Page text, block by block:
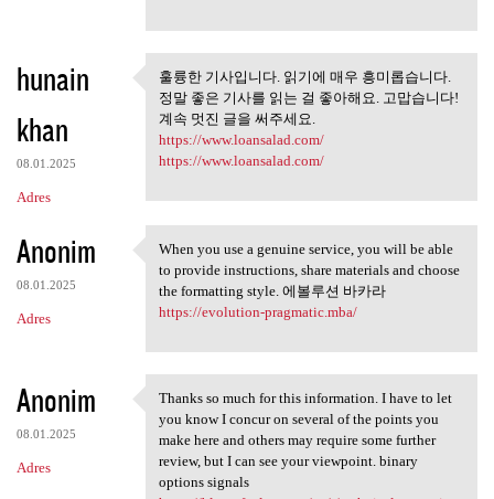
hunain
khan
08.01.2025
Adres
훌륭한 기사입니다. 읽기에 매우
흥미롭습니다. 정말
훌륭한 기사입니다. 읽기에 매우 흥미롭습니다.
정말 좋은 기사를 읽는 걸 좋아해요. 고맙습니다!
계속 멋진 글을 써주세요.
https://www.loansalad.com/
https://www.loansalad.com/
Anonim
08.01.2025
Adres
When you use a genuine
When you use a genuine service, you will be able
to provide instructions, share materials and choose
the formatting style. 에볼루션 바카라
https://evolution-pragmatic.mba/
Anonim
08.01.2025
Adres
Thanks so much for this
Thanks so much for this information. I have to let
you know I concur on several of the points you
make here and others may require some further
review, but I can see your viewpoint. binary
options signals